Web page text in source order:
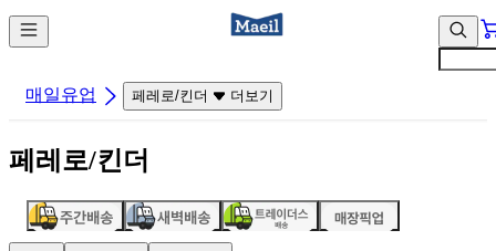
컨
텐
기
앱
바
매일유업 페레로/킨더 더보기
페레로/킨더